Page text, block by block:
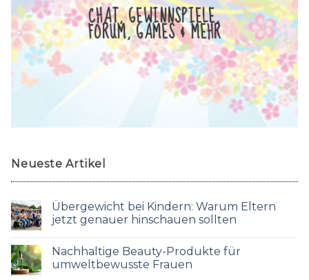
CHAT, GEWINNSPIELE,
FORUM, GAMES & MEHR
Neueste Artikel
Übergewicht bei Kindern: Warum Eltern
jetzt genauer hinschauen sollten
Nachhaltige Beauty-Produkte für
umweltbewusste Frauen